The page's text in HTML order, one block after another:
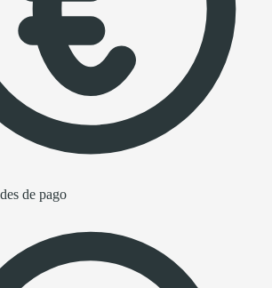
de pago